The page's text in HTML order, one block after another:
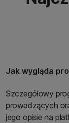
Jak wygląda
Szczegółowy
prowadzących
jego opisie na